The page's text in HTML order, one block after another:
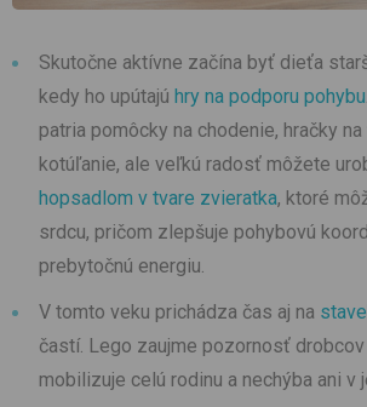
Skutočne aktívne začína byť dieťa
kedy ho upútajú hry na podporu pohybu
patria pomôcky na chodenie, hračky
kotúľanie, ale veľkú radosť môžete
hopsadlom v tvare zvieratka, ktoré
srdcu, pričom zlepšuje pohybovú
prebytočnú energiu.
V tomto veku prichádza čas aj na
častí. Lego zaujme pozornosť
mobilizuje celú rodinu a nechýba ani v